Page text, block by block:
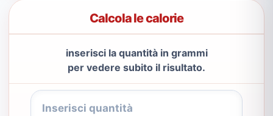
Calcola le calorie
inserisci la quantità in grammi
per vedere subito il risultato.